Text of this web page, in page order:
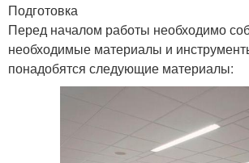
Подготовка
Перед началом работы необходимо
необходимые материалы и
понадобятся следующие материалы: